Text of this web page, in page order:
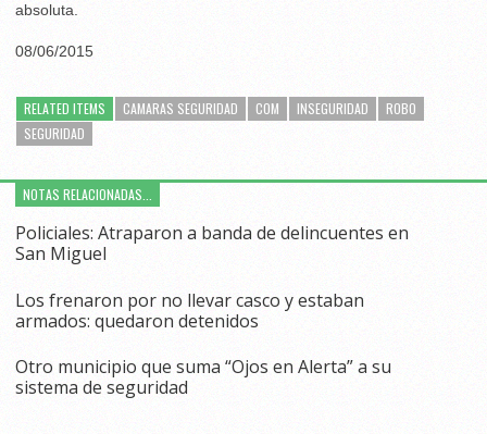
absoluta.
08/06/2015
RELATED ITEMS CAMARAS SEGURIDAD COM INSEGURIDAD
ROBO
SEGURIDAD
NOTAS RELACIONADAS...
Policiales: Atraparon a banda de delincuentes en
San Miguel
Los frenaron por no llevar casco y estaban
armados: quedaron detenidos
Otro municipio que suma “Ojos en Alerta” a su
sistema de seguridad